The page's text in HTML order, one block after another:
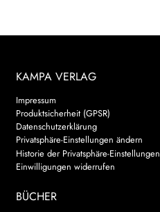
KAMPA VERLAG
Impressum
Produktsicherheit (GPSR)
Datenschutzerklärung
Privatsphäre-Einstellungen ändern
Historie der Privatsphäre-Einstellungen
Einwilligungen widerrufen
BÜCHER